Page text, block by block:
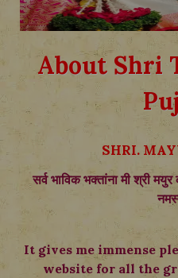
About Shri
SHRI.
सर्व भाविक भक्तांना मी श्री
It gives me immense
website for all the